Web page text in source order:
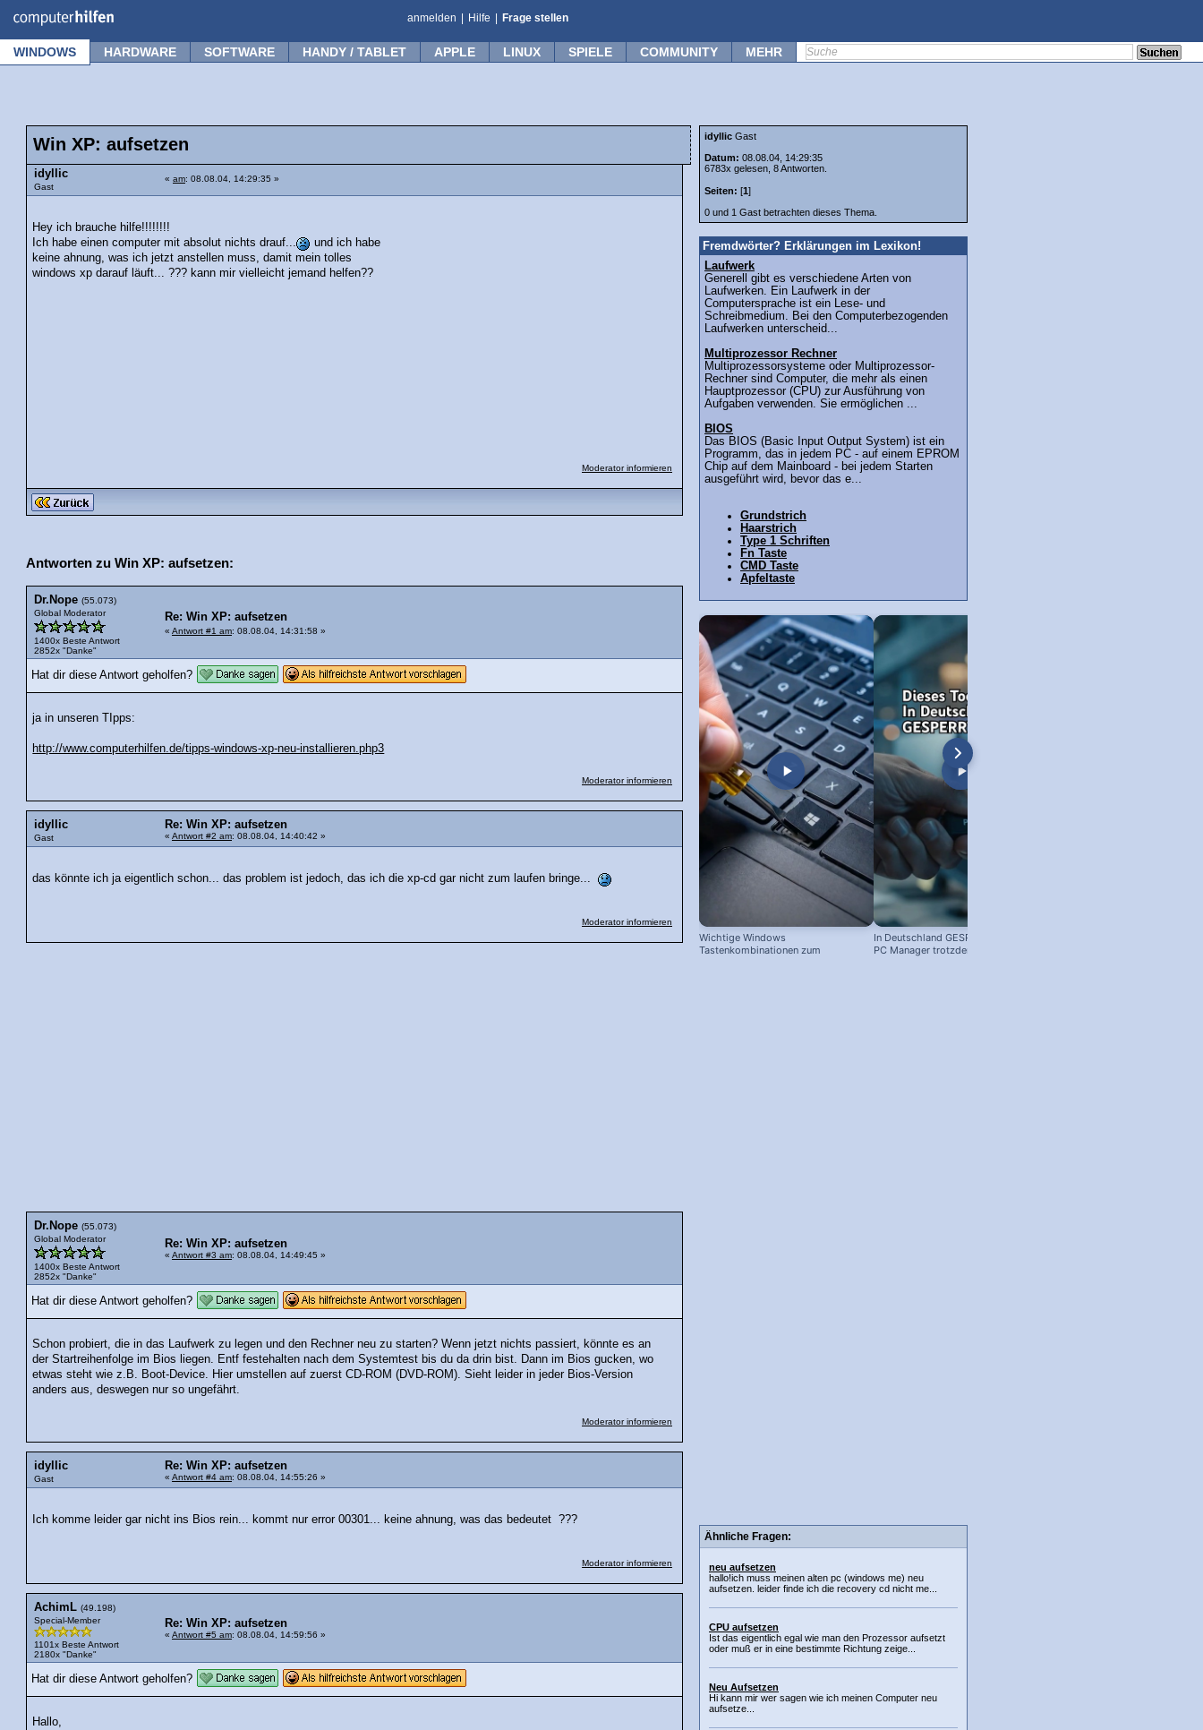
anmelden Hilfe Frage stellen
WINDOWS HARDWARE SOFTWARE HANDY / TABLET APPLE LINUX SPIELE COMMUNITY MEHR
Win XP: aufsetzen
idyllic
Gast
« am: 08.08.04, 14:29:35 »
Hey ich brauche hilfe!!!!!!!!
Ich habe einen computer mit absolut nichts drauf...
und ich habe
keine ahnung, was ich jetzt anstellen muss, damit mein tolles
windows xp darauf läuft... ??? kann mir vielleicht jemand helfen??
Moderator informieren
Antworten zu Win XP: aufsetzen:
Dr.Nope (55.073)
Global Moderator
1400x Beste Antwort
2852x "Danke"
Re: Win XP: aufsetzen
« Antwort #1 am: 08.08.04, 14:31:58 »
Hat dir diese Antwort geholfen?
ja in unseren TIpps:
http://www.computerhilfen.de/tipps-windows-xp-neu-installieren.php3
Moderator informieren
idyllic
Gast
Re: Win XP: aufsetzen
« Antwort #2 am: 08.08.04, 14:40:42 »
das könnte ich ja eigentlich schon... das problem ist jedoch, das ich die xp-cd gar nicht zum laufen bringe...
Moderator informieren
Dr.Nope (55.073)
Global Moderator
1400x Beste Antwort
2852x "Danke"
Re: Win XP: aufsetzen
« Antwort #3 am: 08.08.04, 14:49:45 »
Hat dir diese Antwort geholfen?
Schon probiert, die in das Laufwerk zu legen und den Rechner neu zu starten? Wenn jetzt nichts passiert, könnte es an
der Startreihenfolge im Bios liegen. Entf festehalten nach dem Systemtest bis du da drin bist. Dann im Bios gucken, wo
etwas steht wie z.B. Boot-Device. Hier umstellen auf zuerst CD-ROM (DVD-ROM). Sieht leider in jeder Bios-Version
anders aus, deswegen nur so ungefährt.
Moderator informieren
idyllic
Gast
Re: Win XP: aufsetzen
« Antwort #4 am: 08.08.04, 14:55:26 »
Ich komme leider gar nicht ins Bios rein... kommt nur error 00301... keine ahnung, was das bedeutet ???
Moderator informieren
AchimL (49.198)
Special-Member
1101x Beste Antwort
2180x "Danke"
Re: Win XP: aufsetzen
« Antwort #5 am: 08.08.04, 14:59:56 »
Hat dir diese Antwort geholfen?
Hallo,
idyllic Gast
Datum: 08.08.04, 14:29:35
6783x gelesen, 8 Antworten.
Seiten: [1]
0 und 1 Gast betrachten dieses Thema.
Fremdwörter? Erklärungen im Lexikon!
Laufwerk
Generell gibt es verschiedene Arten von
Laufwerken. Ein Laufwerk in der
Computersprache ist ein Lese- und
Schreibmedium. Bei den Computerbezogenden
Laufwerken unterscheid...
Multiprozessor Rechner
Multiprozessorsysteme oder Multiprozessor-
Rechner sind Computer, die mehr als einen
Hauptprozessor (CPU) zur Ausführung von
Aufgaben verwenden. Sie ermöglichen ...
BIOS
Das BIOS (Basic Input Output System) ist ein
Programm, das in jedem PC - auf einem EPROM
Chip auf dem Mainboard - bei jedem Starten
ausgeführt wird, bevor das e...
Grundstrich
Haarstrich
Type 1 Schriften
Fn Taste
CMD Taste
Apfeltaste
Wichtige Windows
Tastenkombinationen zum
In Deutschland GESPERRT: Microsoft
PC Manager trotzdem installieren
Ähnliche Fragen:
neu aufsetzen
hallo!ich muss meinen alten pc (windows me) neu
aufsetzen. leider finde ich die recovery cd nicht me...
CPU aufsetzen
Ist das eigentlich egal wie man den Prozessor aufsetzt
oder muß er in eine bestimmte Richtung zeige...
Neu Aufsetzen
Hi kann mir wer sagen wie ich meinen Computer neu
aufsetze...